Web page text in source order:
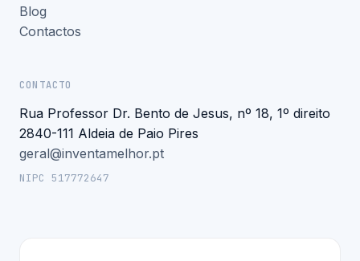
Blog
Contactos
CONTACTO
Rua Professor Dr. Bento de Jesus, nº 18, 1º direito
2840-111 Aldeia de Paio Pires
geral@inventamelhor.pt
NIPC 517772647